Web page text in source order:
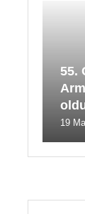
55.
19